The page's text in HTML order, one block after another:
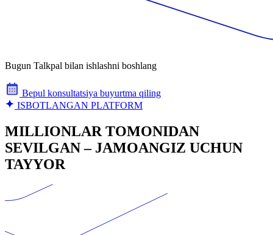
Bugun Talkpal bilan ishlashni boshlang
Bepul konsultatsiya buyurtma qiling
ISBOTLANGAN PLATFORM
MILLIONLAR TOMONIDAN
SEVILGAN – JAMOANGIZ UCHUN
TAYYOR